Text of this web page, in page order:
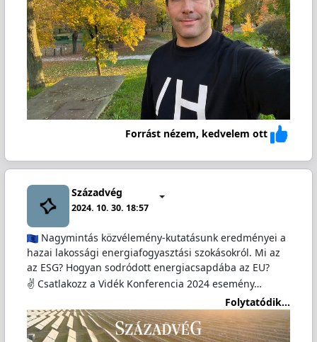
Forrást nézem, kedvelem ott
Századvég
2024. 10. 30. 18:57
Nagymintás közvélemény-kutatásunk eredményei a
hazai lakossági energiafogyasztási szokásokról. Mi az
az ESG? Hogyan sodródott energiacsapdába az EU?
✌️ Csatlakozz a Vidék Konferencia 2024 esemény…
Folytatódik...